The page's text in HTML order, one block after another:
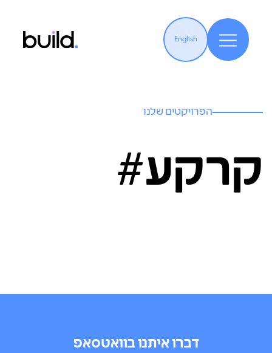
English
הפרויקטים שלנו
קרקע#
דברו איתנו בוואטסאפ